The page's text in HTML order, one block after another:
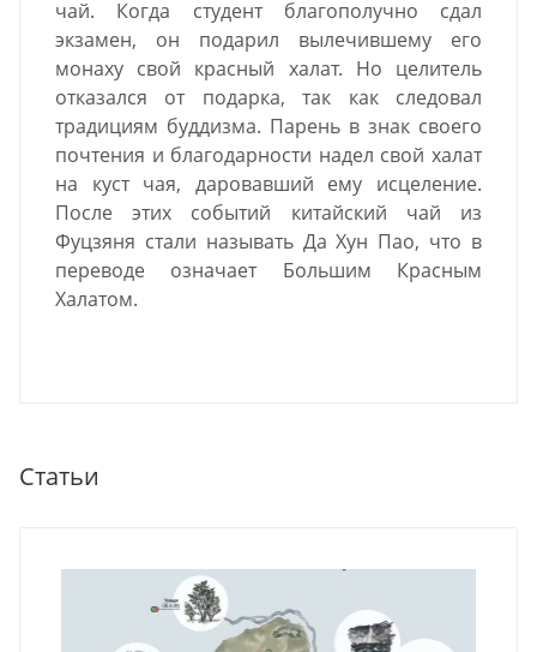
чай. Когда студент благополучно сдал
экзамен, он подарил вылечившему его
монаху свой красный халат. Но целитель
отказался от подарка, так как следовал
традициям буддизма. Парень в знак своего
почтения и благодарности надел свой халат
на куст чая, даровавший ему исцеление.
После этих событий китайский чай из
Фуцзяня стали называть Да Хун Пао, что в
переводе означает Большим Красным
Халатом.
Статьи